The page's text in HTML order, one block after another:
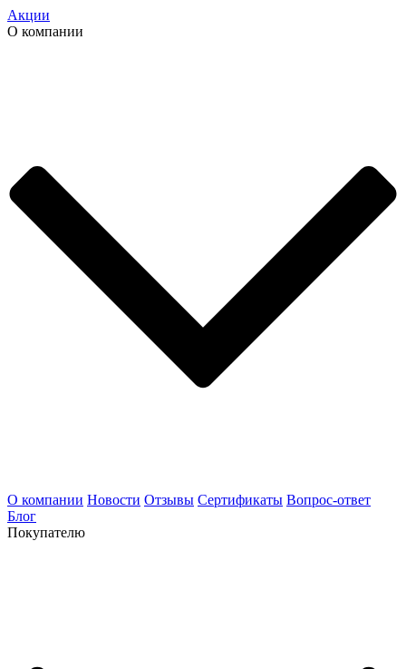
Акции
О компании
О компании Новости Отзывы Сертификаты Вопрос-ответ
Блог
Покупателю